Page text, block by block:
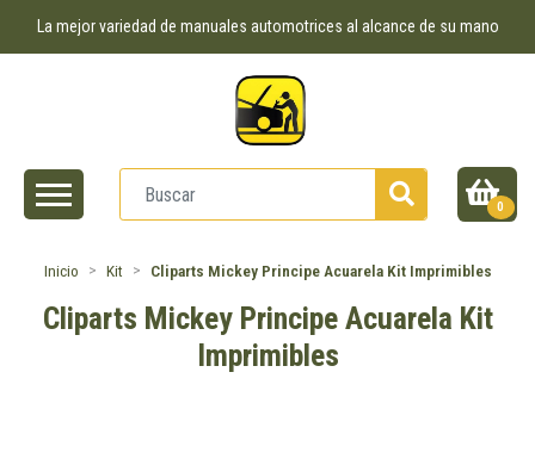
La mejor variedad de manuales automotrices al alcance de su mano
0
Inicio Kit Cliparts Mickey Principe Acuarela Kit Imprimibles
Cliparts Mickey Principe Acuarela Kit
Imprimibles